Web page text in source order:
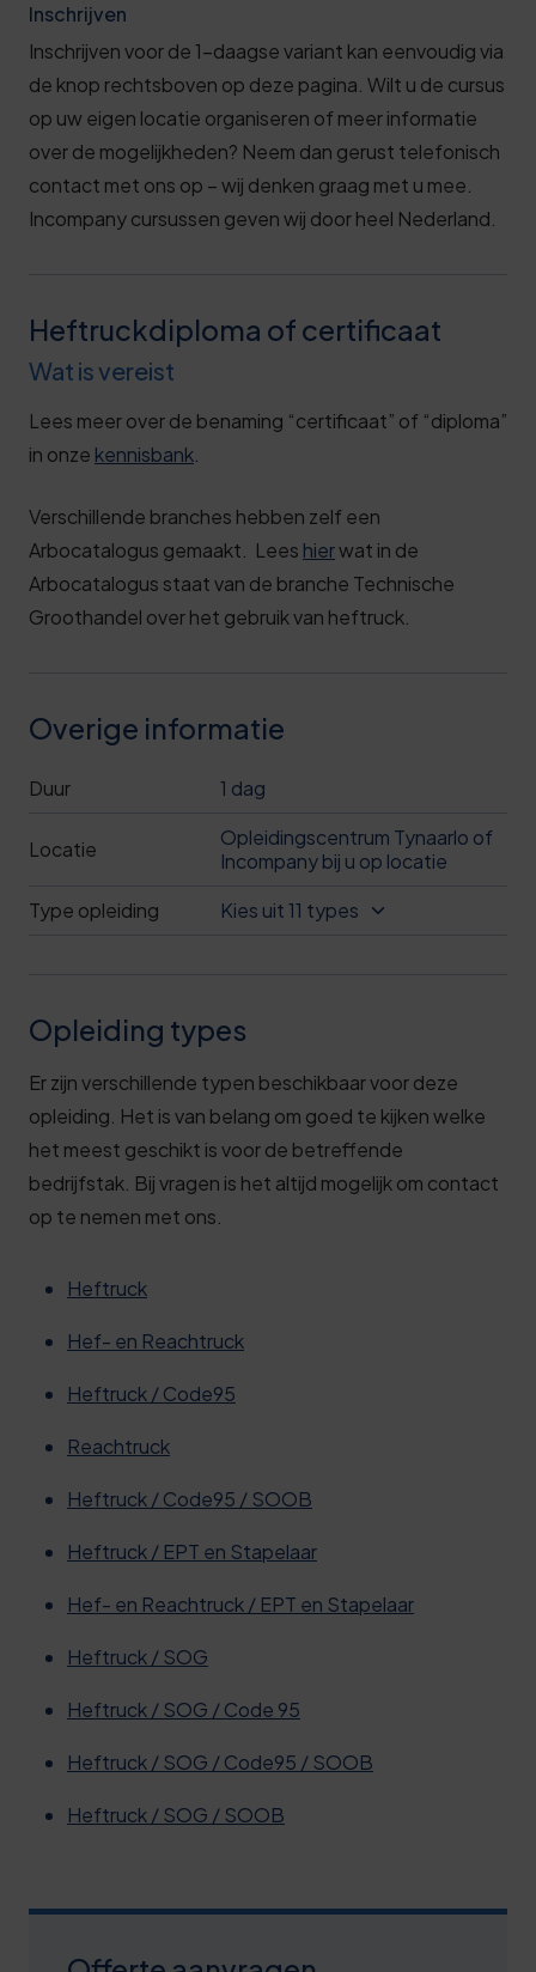
Inschrijven
Inschrijven voor de 1-daagse variant kan eenvoudig via
de knop rechtsboven op deze pagina. Wilt u de cursus
op uw eigen locatie organiseren of meer informatie
over de mogelijkheden? Neem dan gerust telefonisch
contact met ons op – wij denken graag met u mee.
Incompany cursussen geven wij door heel Nederland.
Heftruckdiploma of certificaat
Wat is vereist
Lees meer over de benaming “certificaat” of “diploma”
in onze kennisbank
Verschillende branches hebben zelf een
Arbocatalogus gemaakt. Lees hierwat in de
Arbocatalogus staat van de branche Technische
Groothandel over het gebruik van heftruck.
Overige informatie
Duur 1 dag
Locatie
Opleidingscentrum Tynaarlo of
Incompany bij u op locatie
Type opleiding
Kies uit 11 types
Opleiding types
Er zijn verschillende typen beschikbaar voor deze
opleiding. Het is van belang om goed te kijken welke
het meest geschikt is voor de betreffende
bedrijfstak. Bij vragen is het altijd mogelijk om contact
op te nemen met ons.
Heftruck
Hef- en Reachtruck
Heftruck / Code95
Reachtruck
Heftruck / Code95 / SOOB
Heftruck / EPT en Stapelaar
Hef- en Reachtruck / EPT en Stapelaar
Heftruck / SOG
Heftruck / SOG / Code 95
Heftruck / SOG / Code95 / SOOB
Heftruck / SOG / SOOB
0
5
0
1
6
1
6
7